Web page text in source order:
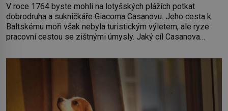
V roce 1764 byste mohli na lotyšských plážích potkat
dobrodruha a sukničkáře Giacoma Casanovu. Jeho cesta k
Baltskému moři však nebyla turistickým výletem, ale ryze
pracovní cestou se zištnými úmysly. Jaký cíl Casanova
Rigy? Casanova v Pobaltí kontaktoval tamní zednářské lóže.
Nebyl v této oblasti žádným nováčkem, protože do